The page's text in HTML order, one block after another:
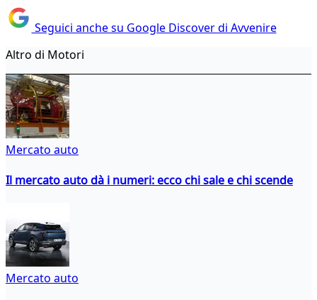
Seguici anche su Google Discover di Avvenire
Altro di Motori
Mercato auto
Il mercato auto dà i numeri: ecco chi sale e chi scende
Mercato auto